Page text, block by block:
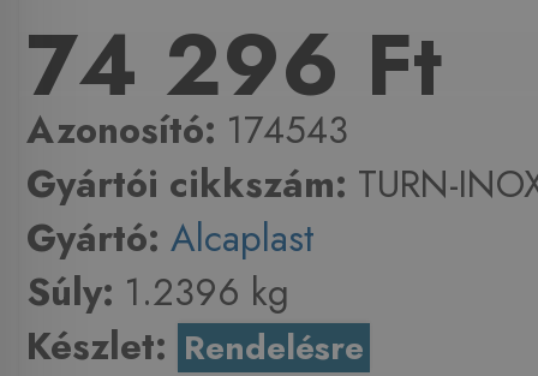
74 296 Ft
Azonosító: 174543
Gyártói cikkszám: TURN-
Gyártó: Alcaplast
Súly: 1.2396 kg
Készlet: Rendelésre